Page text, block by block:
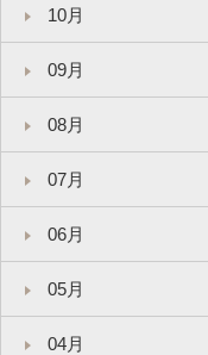
10月
09月
08月
07月
06月
05月
04月